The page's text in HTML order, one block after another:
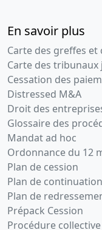
En savoir plus
Carte des greffes
Carte des tribunaux
Cessation des
Distressed M&A
Droit des
Glossaire des
Mandat ad hoc
Ordonnance du 12
Plan de cession
Plan de continuation
Plan de
Prépack Cession
Procédure collective